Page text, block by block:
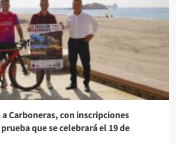
Carboneras, con inscripciones
que se celebrará el 19 de